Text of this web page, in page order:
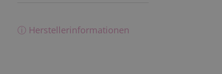
ⓘ Herstellerinformationen